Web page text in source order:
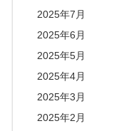
2025年7月
2025年6月
2025年5月
2025年4月
2025年3月
2025年2月